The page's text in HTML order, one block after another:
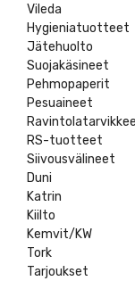
Vileda
Hygieniatuotteet
Jätehuolto
Suojakäsineet
Pehmopaperit
Pesuaineet
RS-tuotteet
Siivousvälineet
Duni
Katrin
Kiilto
Kemvit/KW
Tork
Tarjoukset